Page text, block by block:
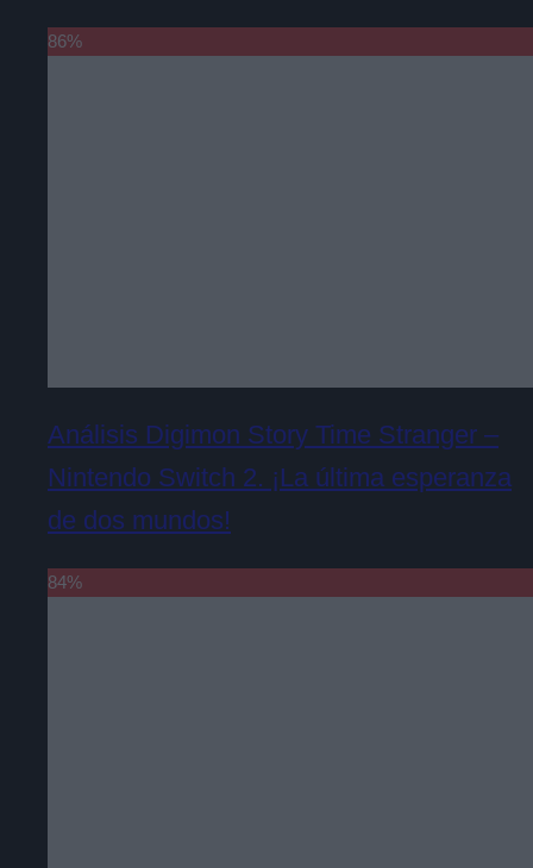
86%
Análisis Digimon Story Time Stranger –
Nintendo Switch 2. ¡La última esperanza
de dos mundos!
84%